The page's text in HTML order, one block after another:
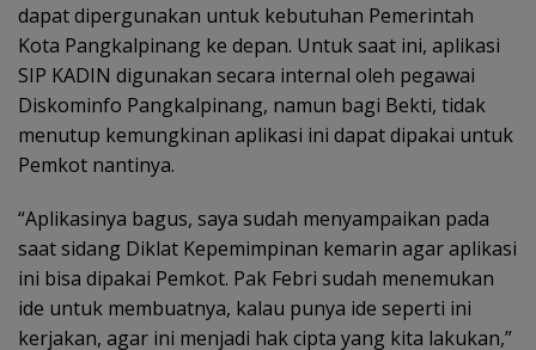
dapat dipergunakan untuk kebutuhan Pemerintah
Kota Pangkalpinang ke depan. Untuk saat ini, aplikasi
SIP KADIN digunakan secara internal oleh pegawai
Diskominfo Pangkalpinang, namun bagi Bekti, tidak
menutup kemungkinan aplikasi ini dapat dipakai untuk
Pemkot nantinya.
“Aplikasinya bagus, saya sudah menyampaikan pada
saat sidang Diklat Kepemimpinan kemarin agar aplikasi
ini bisa dipakai Pemkot. Pak Febri sudah menemukan
ide untuk membuatnya, kalau punya ide seperti ini
kerjakan, agar ini menjadi hak cipta yang kita lakukan,”